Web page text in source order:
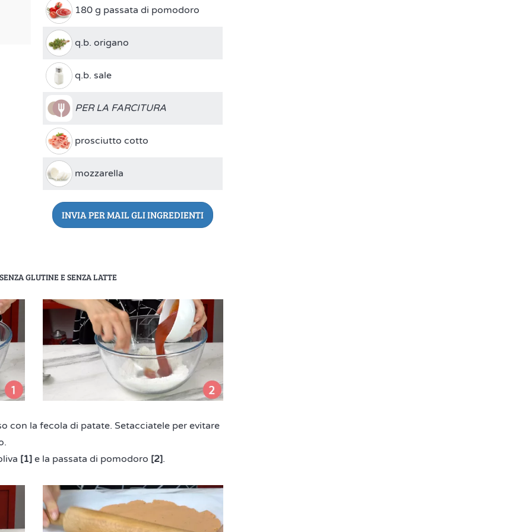
180 g passata di pomodoro
q.b. origano
q.b. sale
PER LA FARCITURA
prosciutto cotto
mozzarella
INVIA PER MAIL GLI INGREDIENTI
GLUTINE E SENZA LATTE
con la fecola di patate. Setacciatele per evitare
[1] e la passata di pomodoro [2].